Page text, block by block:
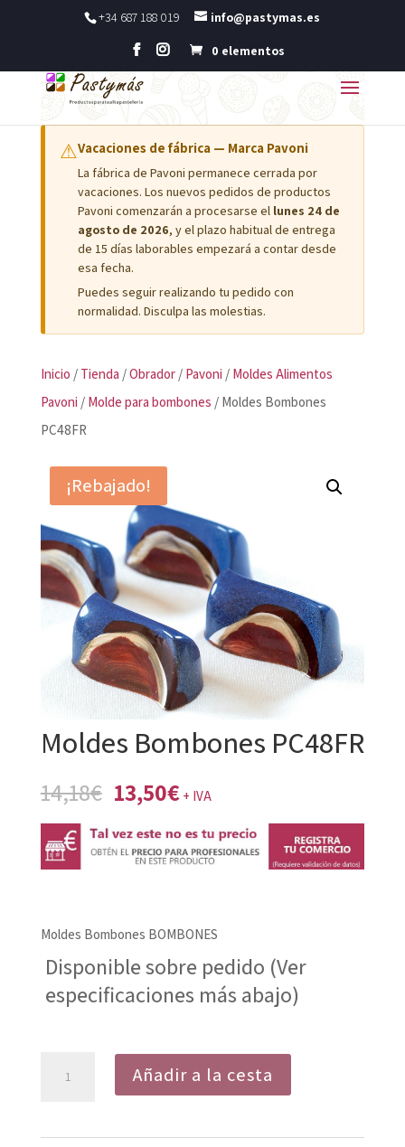
+34 687 188 019 info@pastymas.es
0 elementos
⚠Vacaciones de fábrica — Marca Pavoni
La fábrica de Pavoni permanece cerrada por
vacaciones. Los nuevos pedidos de productos
Pavoni comenzarán a procesarse el lunes 24 de
agosto de 2026, y el plazo habitual de entrega
de 15 días laborables empezará a contar desde
esa fecha.
Puedes seguir realizando tu pedido con
normalidad. Disculpa las molestias.
Inicio / Tienda /Obrador/ Pavoni / Moldes Alimentos
Pavoni / Molde para bombones / Moldes Bombones
PC48FR
¡Rebajado!
Moldes Bombones PC48FR
14,18€ El
original
era:
13,50€El
actual
es:
+ IVA
Moldes Bombones BOMBONES
Disponible sobre pedido (Ver
especificaciones más abajo)
Añadir a la cesta